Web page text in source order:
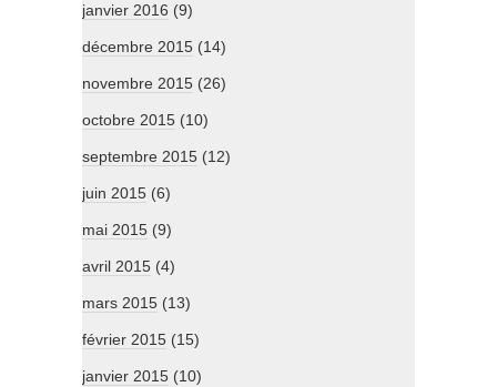
janvier 2016 (9)
décembre 2015 (14)
novembre 2015 (26)
octobre 2015 (10)
septembre 2015 (12)
juin 2015 (6)
mai 2015 (9)
avril 2015 (4)
mars 2015 (13)
février 2015 (15)
janvier 2015 (10)